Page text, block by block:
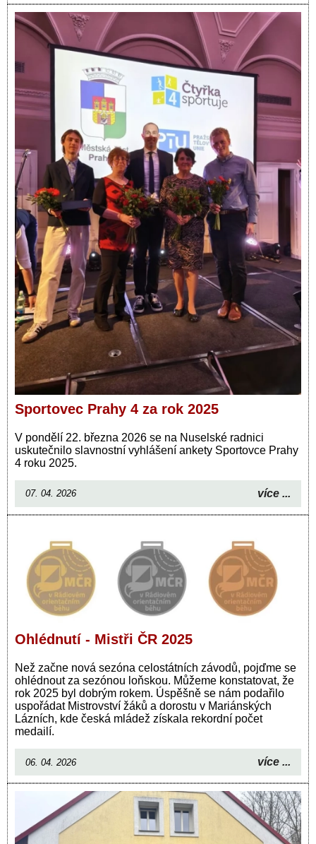
Sportovec Prahy 4 za rok 2025
V pondělí 22. března 2026 se na Nuselské radnici
uskutečnilo slavnostní vyhlášení ankety Sportovce Prahy
4 roku 2025.
07. 04. 2026 více ...
Ohlédnutí - Mistři ČR 2025
Než začne nová sezóna celostátních závodů, pojďme se
ohlédnout za sezónou loňskou. Můžeme konstatovat, že
rok 2025 byl dobrým rokem. Úspěšně se nám podařilo
uspořádat Mistrovství žáků a dorostu v Mariánských
Lázních, kde česká mládež získala rekordní počet
medailí.
06. 04. 2026 více ...